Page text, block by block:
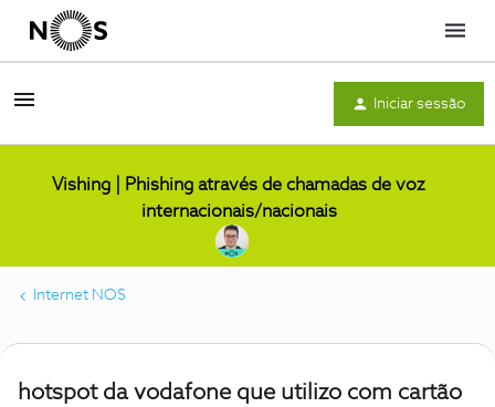
Menu
Iniciar sessão
Vishing | Phishing através de chamadas de voz
internacionais/nacionais
Internet NOS
hotspot da vodafone que utilizo com cartão